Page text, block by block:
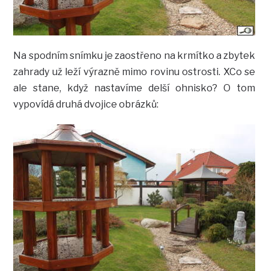
Na spodním snímku je zaostřeno na krmítko a zbytek
zahrady už leží výrazně mimo rovinu ostrosti. XCo se
ale stane, když nastavíme delší ohnisko? O tom
vypovídá druhá dvojice obrázků: